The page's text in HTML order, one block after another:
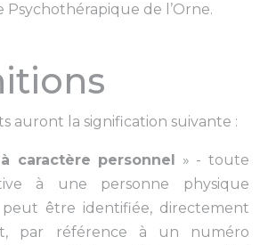
Psychothérapique de l’Orne.
auront la signification suivante :
caractère personnel » - toute
à une personne physique
être identifiée, directement
par référence à un numéro